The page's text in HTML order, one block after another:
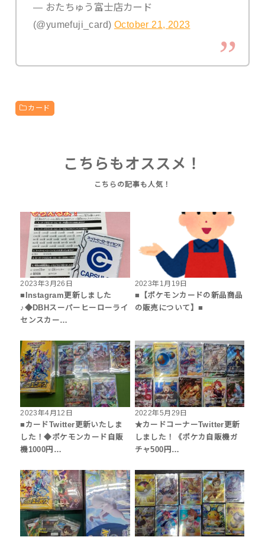
— おたちゅう富士店カード
(@yumefuji_card) October 21, 2023
カード
こちらもオススメ！
2023年3月26日
■Instagram更新しました
♪◆DBHスーパーヒーローライ
センスカー…
2023年1月19日
■【ポケモンカードの新品商品
の販売について】■
2023年4月12日
■カードTwitter更新いたしま
した！◆ポケモンカード自販
機1000円…
2022年5月29日
★カードコーナーTwitter更新
しました！《ポケカ自販機ガ
チャ500円…